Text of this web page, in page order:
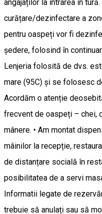
angajaților la intrarea în
curățare/dezinfectare a
pentru oaspeți vor fi
ședere, folosind în
Lenjeria folosită de dvs.
mare (95C) și se folosesc
Acordăm o atenție
frecvent de oaspeți – chei,
mânere. • Am montat
mâinilor la recepție,
de distanțare socială în
posibilitatea de a servi
Informatii legate de
trebuie să anulați sau să